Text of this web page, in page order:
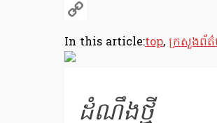
Telegram
Link
In this article:top, ក្រសួងព័ត៌
ដំណឹងថ្មី